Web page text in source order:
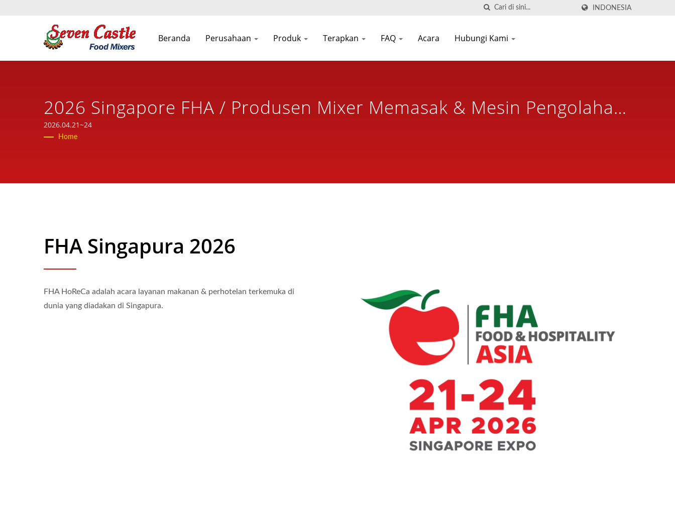
INDONESIA
Beranda Perusahaan Produk Terapkan FAQ Acara Hubungi Kami
2026 Singapore FHA / Produsen Mixer Memasak & Mesin Pengolahan
Makanan Berbasis Taiwan Selama Lebih Dari 30 Tahun | Seven Castle
2026.04.21~24
Home
FHA Singapura 2026
FHA HoReCa adalah acara layanan makanan & perhotelan terkemuka di
dunia yang diadakan di Singapura.